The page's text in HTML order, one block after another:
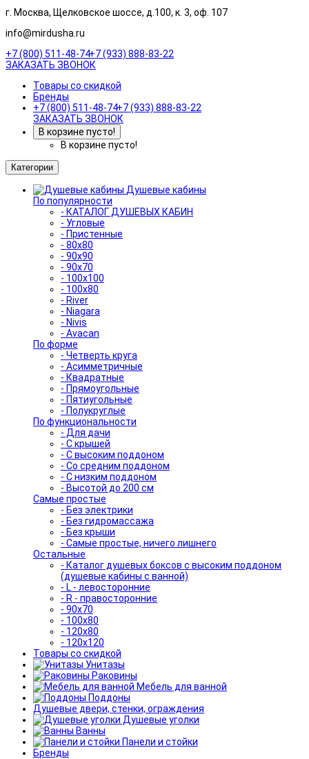
г. Москва, Щелковское шоссе, д.100, к. 3, оф. 107
info@mirdusha.ru
+7 (800) 511-48-74+7 (933) 888-83-22
ЗАКАЗАТЬ ЗВОНОК
Товары со скидкой
Бренды
+7 (800) 511-48-74+7 (933) 888-83-22
ЗАКАЗАТЬ ЗВОНОК
В корзине пусто!
В корзине пусто!
Категории
Душевые кабины
По популярности
- КАТАЛОГ ДУШЕВЫХ КАБИН
- Угловые
- Пристенные
- 80x80
- 90x90
- 90x70
- 100x100
- 100x80
- River
- Niagara
- Nivis
- Avacan
По форме
- Четверть круга
- Асимметричные
- Квадратные
- Прямоугольные
- Пятиугольные
- Полукруглые
По функциональности
- Для дачи
- С крышей
- С высоким поддоном
- Со средним поддоном
- С низким поддоном
- Высотой до 200 см
Самые простые
- Без электрики
- Без гидромассажа
- Без крыши
- Самые простые, ничего лишнего
Остальные
- Каталог душевых боксов с высоким поддоном
(душевые кабины с ванной)
- L - левосторонние
- R - правосторонние
- 90x70
- 100x80
- 120x80
- 120x120
Товары со скидкой
Унитазы
Раковины
Мебель для ванной
Поддоны
Душевые двери, стенки, ограждения
Душевые уголки
Ванны
Панели и стойки
Бренды